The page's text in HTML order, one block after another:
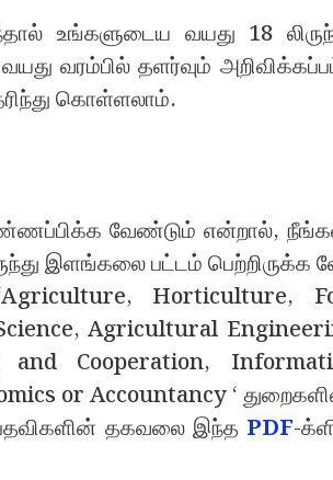
உங்களுடைய வயது 18
வரம்பில் தளர்வும்
கொள்ளலாம்.
வேண்டும் என்றால்,
இளங்கலை பட்டம் பெற்றிருக்க
Horticulture,
Agricultural
Cooperation,
or Accountancy ‘
தகவலை இந்த PDF-